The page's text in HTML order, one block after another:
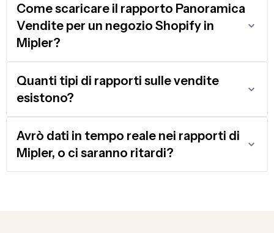
Come scaricare il rapporto Panoramica
Vendite per un negozio Shopify in
Mipler?
Quanti tipi di rapporti sulle vendite
esistono?
Avrò dati in tempo reale nei rapporti di
Mipler, o ci saranno ritardi?